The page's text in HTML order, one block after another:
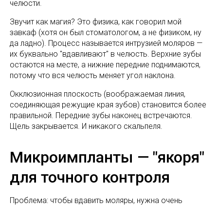
челюсти.
Звучит как магия? Это физика, как говорил мой
завкаф (хотя он был стоматологом, а не физиком, ну
да ладно). Процесс называется интрузией моляров —
их буквально "вдавливают" в челюсть. Верхние зубы
остаются на месте, а нижние передние поднимаются,
потому что вся челюсть меняет угол наклона.
Окклюзионная плоскость (воображаемая линия,
соединяющая режущие края зубов) становится более
правильной. Передние зубы наконец встречаются.
Щель закрывается. И никакого скальпеля.
Микроимпланты — "якоря"
для точного контроля
Проблема: чтобы вдавить моляры, нужна очень